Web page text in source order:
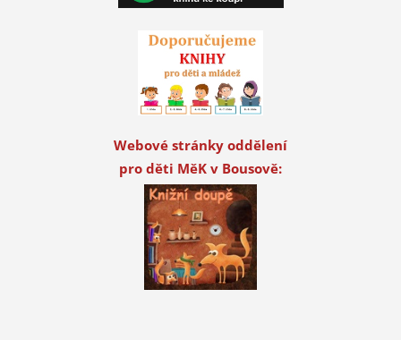
Webové stránky oddělení
pro děti MěK v Bousově: